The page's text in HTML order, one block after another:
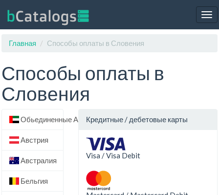
Главная
Способы оплаты в Словения
Способы оплаты в
Словения
Обьединенные Арабские Эмираты
Австрия
Австралия
Бельгия
Кредитные / дебетовые карты
Visa / Visa Debit